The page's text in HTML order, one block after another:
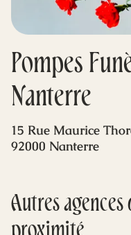
Blog
Pompes
Nanterre
15 Rue Maurice
92000 Nanterre
Autres agences